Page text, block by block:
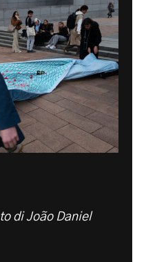
di João Daniel